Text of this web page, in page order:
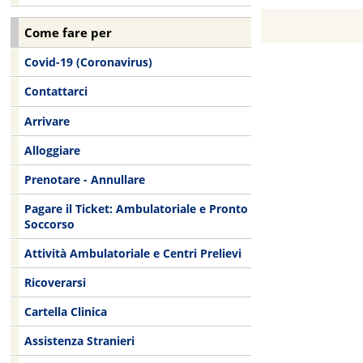
Come fare per
Covid-19 (Coronavirus)
Contattarci
Arrivare
Alloggiare
Prenotare - Annullare
Pagare il Ticket: Ambulatoriale e Pronto
Soccorso
Attività Ambulatoriale e Centri Prelievi
Ricoverarsi
Cartella Clinica
Assistenza Stranieri